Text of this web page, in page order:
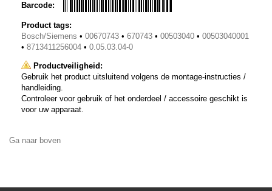
Barcode:
Product tags:
Bosch/Siemens • 00670743 • 670743 • 00503040 • 00503040001
• 8713411256004 • 0.05.03.04-0
Productveiligheid:
Gebruik het product uitsluitend volgens de montage-instructies /
handleiding.
Controleer voor gebruik of het onderdeel / accessoire geschikt is
voor uw apparaat.
Ga naar boven